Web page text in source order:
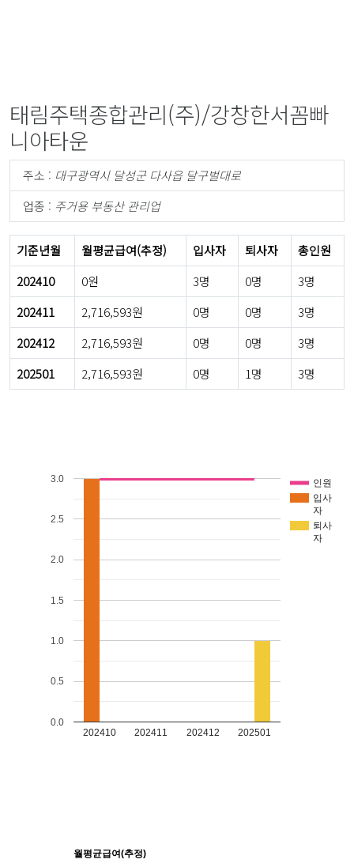
태림주택종합관리(주)/강창한서꼼빠
니아타운
주소 : 대구광역시 달성군 다사읍 달구벌대로
업종 : 주거용 부동산 관리업
기준년월 월평균급여(추정) 입사자 퇴사자
총인원
202410
0원 3명 0명
3명
202411
2,716,593원 0명 0명
3명
202412
2,716,593원 0명 0명
3명
202501
2,716,593원 0명 1명 3명
인원
입사
자
퇴사
자
202410 202411 202412 202501
0.0
0.5
1.0
1.5
2.0
2.5
3.0
월평균급여(추정)